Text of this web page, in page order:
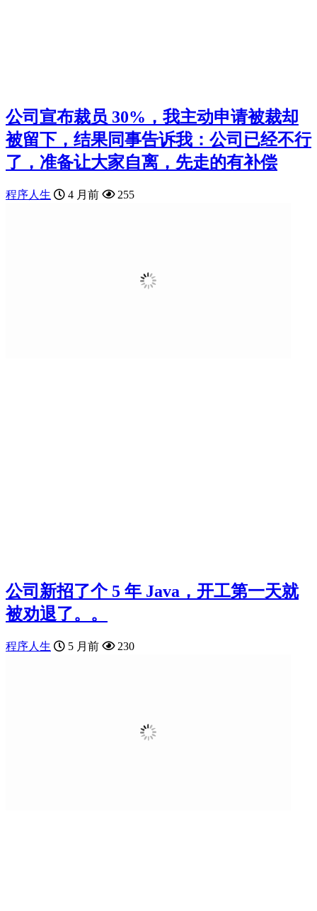
公司宣布裁员 30%，我主动申请被裁却
被留下，结果同事告诉我：公司已经不行
了，准备让大家自离，先走的有补偿
程序人生 4 月前 255
公司新招了个 5 年 Java，开工第一天就
被劝退了。。
程序人生 5 月前 230